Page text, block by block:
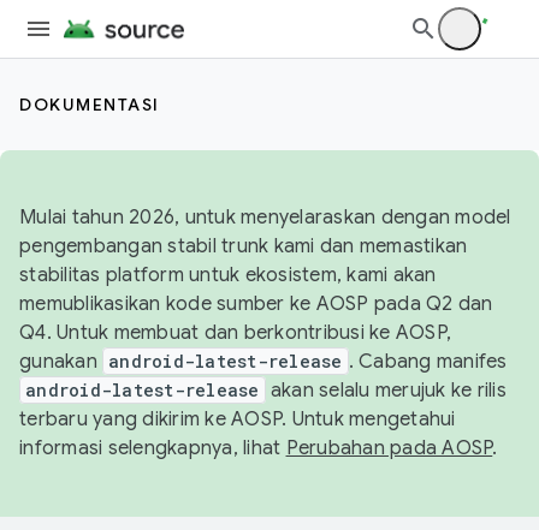
DOKUMENTASI
Mulai tahun 2026, untuk menyelaraskan dengan model
pengembangan stabil trunk kami dan memastikan
stabilitas platform untuk ekosistem, kami akan
memublikasikan kode sumber ke AOSP pada Q2 dan
Q4. Untuk membuat dan berkontribusi ke AOSP,
gunakan android-latest-release . Cabang manifes
android-latest-release akan selalu merujuk ke rilis
terbaru yang dikirim ke AOSP. Untuk mengetahui
informasi selengkapnya, lihat Perubahan pada AOSP.